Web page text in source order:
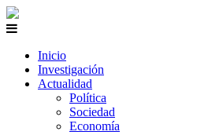
Inicio
Investigación
Actualidad
Política
Sociedad
Economía